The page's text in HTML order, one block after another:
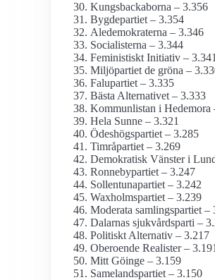
Kungsbackaborna – 3.356
Bygdepartiet – 3.354
Aledemokraterna – 3.346
Socialisterna – 3.344
Feministiskt Initiativ – 3.341
Miljöpartiet de gröna –
Falupartiet – 3.335
Bästa Alternativet – 3.333
Kommunlistan i Hedemora
Hela Sunne – 3.321
Ödeshögspartiet – 3.285
Timråpartiet – 3.269
Demokratisk Vänster i
Ronnebypartiet – 3.247
Sollentunapartiet – 3.242
Waxholmspartiet – 3.239
Moderata samlingspartiet –
Dalarnas sjukvårdsparti –
Politiskt Alternativ – 3.217
Oberoende Realister – 3.191
Mitt Göinge – 3.159
Samelandspartiet – 3.150